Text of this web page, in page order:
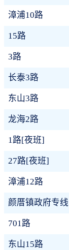
漳浦10路
15路
3路
长泰3路
东山3路
龙海2路
1路[夜班]
27路[夜班]
漳浦12路
颜厝镇政府专线
701路
东山15路